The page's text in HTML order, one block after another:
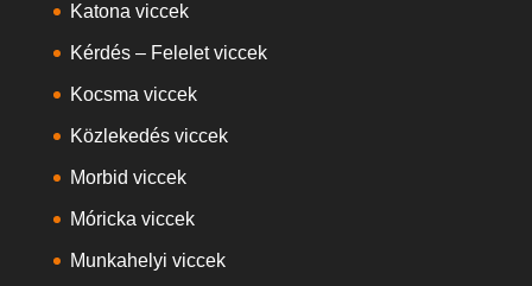
Katona viccek
Kérdés – Felelet viccek
Kocsma viccek
Közlekedés viccek
Morbid viccek
Móricka viccek
Munkahelyi viccek